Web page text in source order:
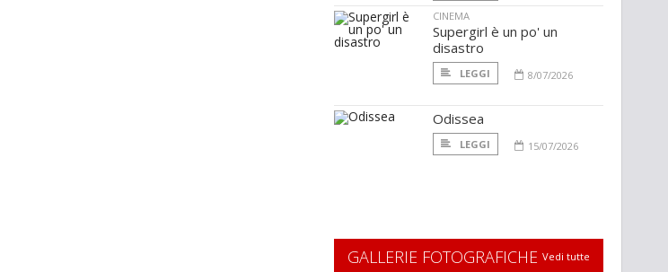
CINEMA
Supergirl è un po' un
disastro
LEGGI 8/07/2026
Odissea
LEGGI 15/07/2026
GALLERIE FOTOGRAFICHE Vedi tutte